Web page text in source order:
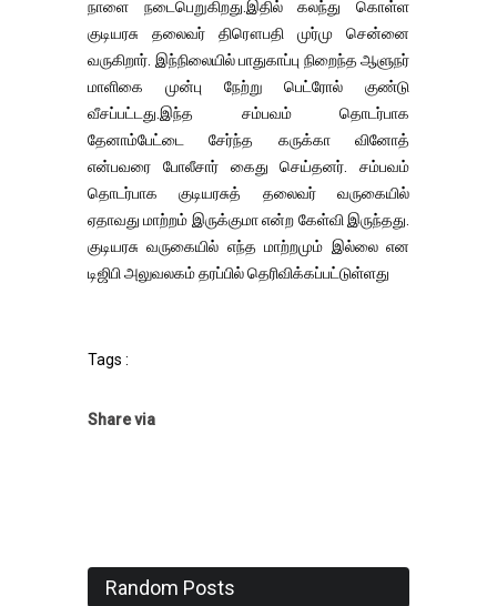
நாளை நடைபெறுகிறது.இதில் கலந்து கொள்ள
குடியரசு தலைவர் திரௌபதி முர்மு சென்னை
வருகிறார். இந்நிலையில் பாதுகாப்பு நிறைந்த ஆளுநர்
மாளிகை முன்பு நேற்று பெட்ரோல் குண்டு
வீசப்பட்டது.இந்த சம்பவம் தொடர்பாக
தேனாம்பேட்டை சேர்ந்த கருக்கா வினோத்
என்பவரை போலீசார் கைது செய்தனர். சம்பவம்
தொடர்பாக குடியரசுத் தலைவர் வருகையில்
ஏதாவது மாற்றம் இருக்குமா என்ற கேள்வி இருந்தது.
குடியரசு வருகையில் எந்த மாற்றமும் இல்லை என
டிஜிபி அலுவலகம் தரப்பில் தெரிவிக்கப்பட்டுள்ளது
Tags :
Share via
Random Posts